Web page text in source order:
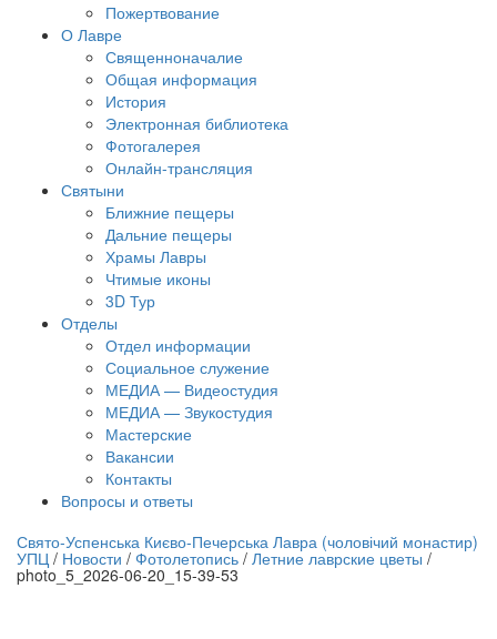
Пожертвование
О Лавре
Священноначалие
Общая информация
История
Электронная библиотека
Фотогалерея
Онлайн-трансляция
Святыни
Ближние пещеры
Дальние пещеры
Храмы Лавры
Чтимые иконы
3D Тур
Отделы
Отдел информации
Социальное служение
МЕДИА — Видеостудия
МЕДИА — Звукостудия
Мастерские
Вакансии
Контакты
Вопросы и ответы
трансляция | 12 сентября
трансляции
Свято-Успенська Києво-Печерська Лавра (чоловічий монастир)
УПЦ / Новости / Фотолетопись / Летние лаврские цветы /
photo_5_2026-06-20_15-39-53